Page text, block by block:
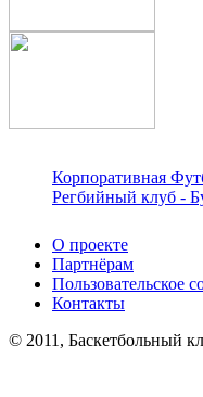
Корпоративная
Регбийный клуб -
О проекте
Партнёрам
Пользовательское
Контакты
© 2011, Баскетбольный